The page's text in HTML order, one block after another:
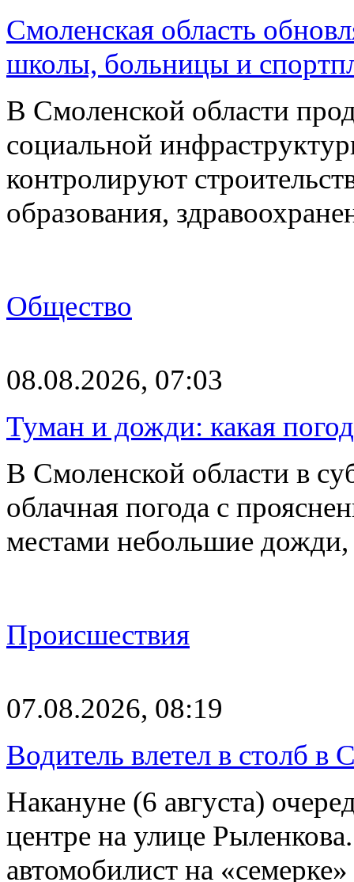
Смоленская область
школы, больницы и
В Смоленской области
социальной
контролируют
образования,
Общество
08.08.2026, 07:03
Туман и дожди: какая
В Смоленской области в
облачная погода с
местами небольшие
Происшествия
07.08.2026, 08:19
Водитель влетел в столб в
Накануне (6 августа)
центре на улице
автомобилист на